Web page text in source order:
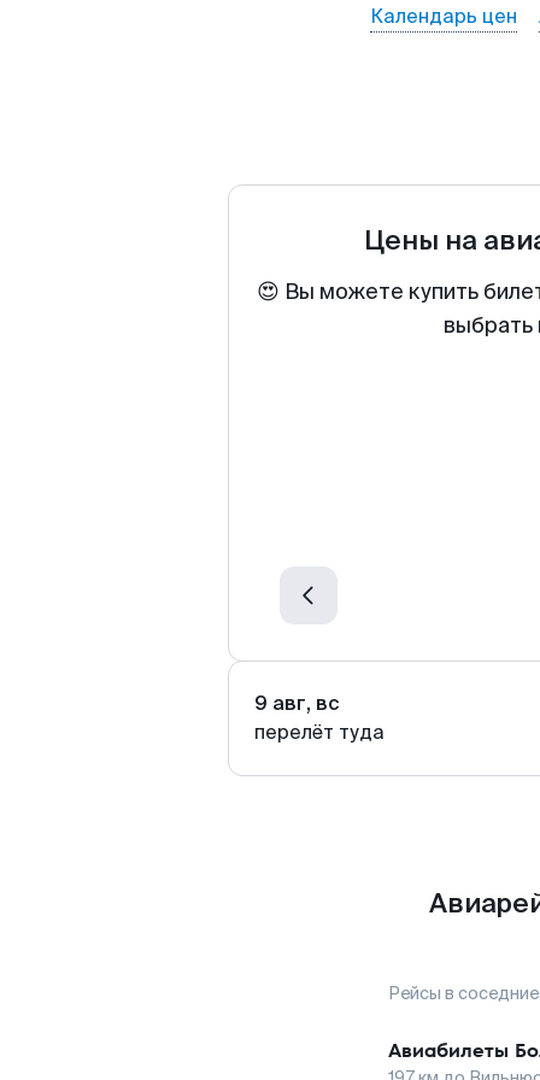
Календарь цен
Цены на
😍 Вы можете купить
выбрать
9 авг, вс
перелёт туда
Рейсы в
Авиабилеты